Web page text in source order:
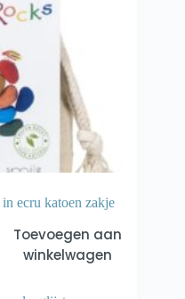
ecru katoen zakje
Toevoegen aan
winkelwagen